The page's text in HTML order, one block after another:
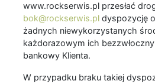
www.rockserwis.pl przesłać
bok@rockserwis.pl dyspozycję
żadnych niewykorzystanych
każdorazowym ich
bankowy Klienta.
W przypadku braku takiej